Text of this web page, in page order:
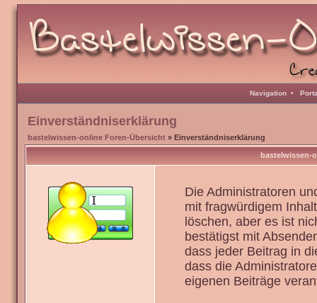
Navigation •
Einverständniserklärung
bastelwissen-online Foren-Übersicht » Einverständniserklärung
bastelwissen-
Die Administratoren
mit fragwürdigem
löschen, aber es ist
bestätigst mit
dass jeder Beitrag in
dass die
eigenen Beiträge